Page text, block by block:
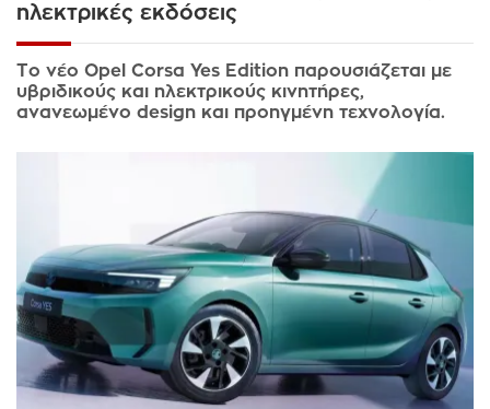
ηλεκτρικές εκδόσεις
Το νέο Opel Corsa Yes Edition παρουσιάζεται με
υβριδικούς και ηλεκτρικούς κινητήρες,
ανανεωμένο design και προηγμένη τεχνολογία.